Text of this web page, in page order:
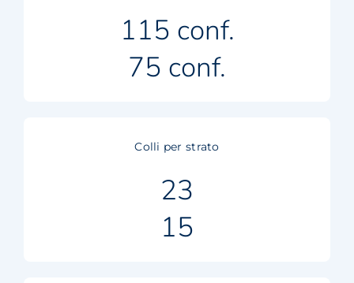
115 conf.
75 conf.
Colli per strato
23
15